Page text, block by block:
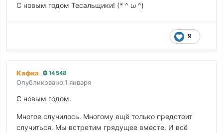
С новым годом Тесальщики! (* ^ ω ^)
9
Кафкa 14 548
Опубликовано 1 января
С новым годом.
Многое случилось. Многому ещё только предстоит
случиться. Мы встретим грядущее вместе. И всё